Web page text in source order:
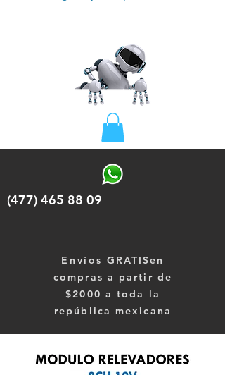
(477) 465 88 09
Envíos GRATISen
compras a partir de
$2000 a toda la
república mexicana